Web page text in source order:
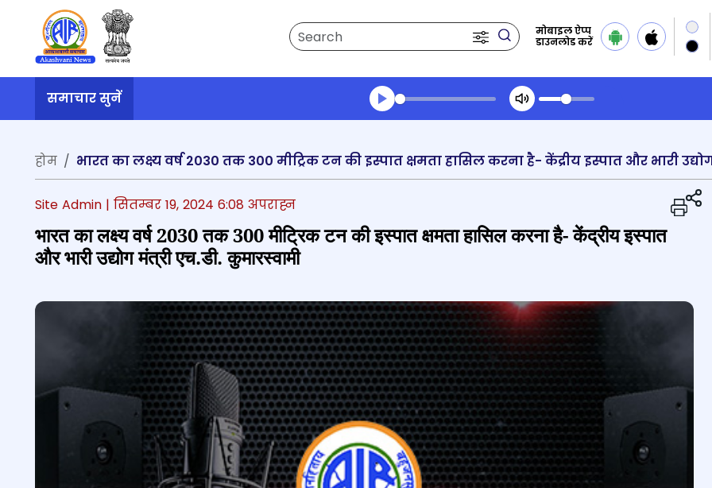
Search
मोबाइल ऐप्प
डाउनलोड करें
समाचार सुनें
Transcript summary
होम
Site Admin | सितम्बर 19, 2024 6:08 अपराह्न
भारत का लक्ष्य वर्ष 2030 तक 300 मीट्रिक टन की इस्पात क्षमता हासिल करना है- केंद्रीय इस्पात
और भारी उद्योग मंत्री एच.डी. कुमारस्वामी